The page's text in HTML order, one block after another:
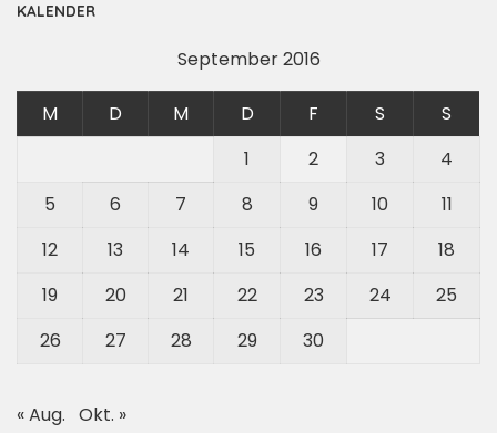
KALENDER
September 2016
M D M D F S
S
1
2 3
4
5
6 7 8 9 10
11
12
13 14 15 16 17
18
19
20 21 22 23 24
25
26
27 28 29 30
« Aug. Okt. »